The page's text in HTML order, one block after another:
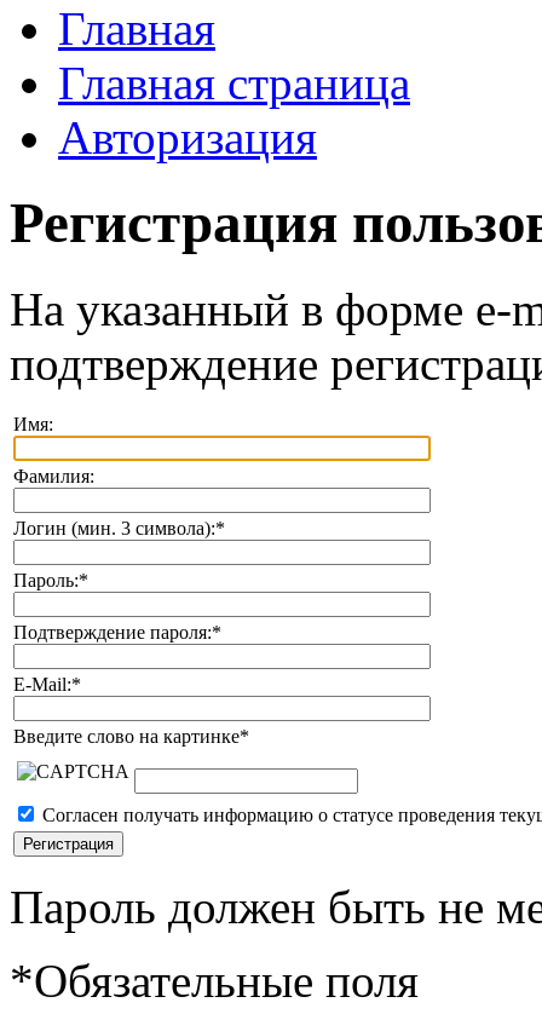
Главная
Главная страница
Авторизация
Регистрация
На указанный в форме e-
подтверждение
Имя:
Фамилия:
Логин (мин. 3 символа):*
Пароль:*
Подтверждение пароля:*
E-Mail:*
Введите слово на картинке*
Согласен получать информацию о статусе проведения
Пароль должен быть не
*Обязательные поля